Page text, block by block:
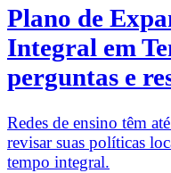
Plano de
Integral em
perguntas e
Redes de ensino têm
revisar suas políticas
tempo integral.